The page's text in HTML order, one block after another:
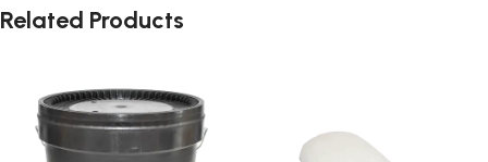
Related Products